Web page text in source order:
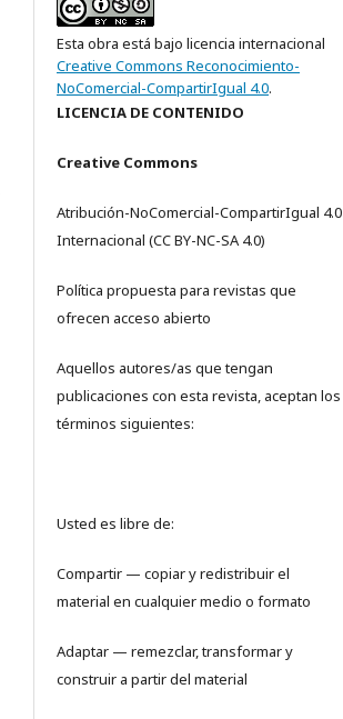
Esta obra está bajo licencia internacional
Creative Commons Reconocimiento-
NoComercial-CompartirIgual 4.0.
LICENCIA DE CONTENIDO
Creative Commons
Atribución-NoComercial-CompartirIgual 4.0
Internacional (CC BY-NC-SA 4.0)
Política propuesta para revistas que
ofrecen acceso abierto
Aquellos autores/as que tengan
publicaciones con esta revista, aceptan los
términos siguientes:
Usted es libre de:
Compartir — copiar y redistribuir el
material en cualquier medio o formato
Adaptar — remezclar, transformar y
construir a partir del material